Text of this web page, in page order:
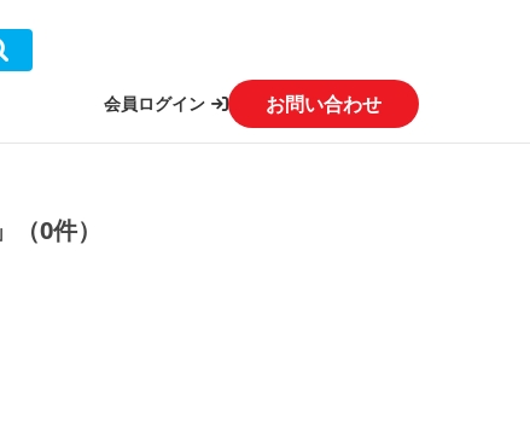
会員ログイン お問い合わせ
0件）